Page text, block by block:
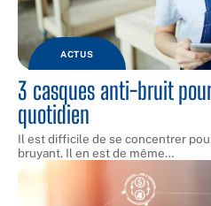
ACTUS
3 casques anti-bruit
quotidien
Il est difficile de se concentrer
bruyant. Il en est de même…